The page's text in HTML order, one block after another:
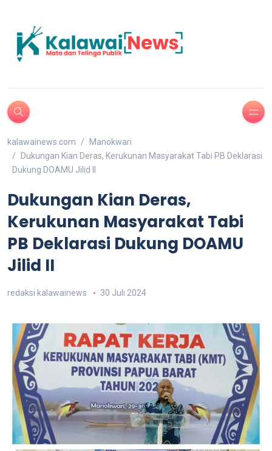
kalawainews.com
Manokwari
Dukungan Kian Deras, Kerukunan Masyarakat Tabi PB Deklarasi
Dukung DOAMU Jilid II
Dukungan Kian Deras,
Kerukunan Masyarakat Tabi
PB Deklarasi Dukung DOAMU
Jilid II
redaksi kalawainews 30 Juli 2024